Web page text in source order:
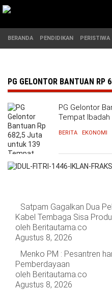
MASUK
BERANDA
PERISTIWA
AGRARIA
PEMERINTAHAN
OPINI
PENDIDIKAN
HUKUM
EKONOMI
PENDIDIKAN
HIBURAN
BERITABARU.CO
KABARBARU.CO
SERIKATNEWS.COM
PEWARTANUSANTARA.COM
LANGGAR.CO
JOBNAS.COM
SURAU.CO
BERANDA PENDIDIKAN PERISTIWA
PG GELONTOR BANTUAN RP
PG Gelontor
Tempat
BERITA EKONOMI
Satpam Gagalkan Dua
Kabel Tembaga Sisa
oleh Beritautama.co
Agustus 8, 2026
Menko PM : Pesantren
Pemberdayaan
oleh Beritautama.co
Agustus 8, 2026